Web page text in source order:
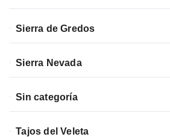
Sierra de Gredos
Sierra Nevada
Sin categoría
Tajos del Veleta